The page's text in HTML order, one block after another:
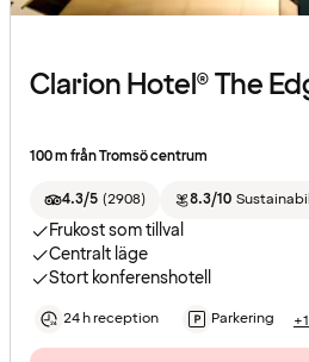
Clarion Hotel® The
100 m från Tromsö centrum
4.3/5 (2908) 8.3/10
Frukost som tillval
Centralt läge
Stort konferenshotell
24 h reception Parkering